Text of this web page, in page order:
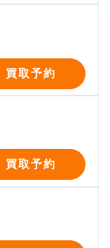
買取予約
買取予約